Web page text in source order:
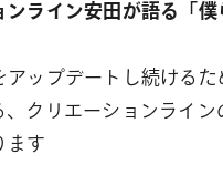
ンライン安田が語る「僕
アップデートし続けるた
、クリエーションライン
ます